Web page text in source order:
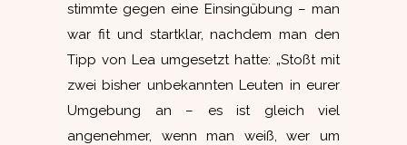
stimmte gegen eine Einsingübung – man
war fit und startklar, nachdem man den
Tipp von Lea umgesetzt hatte: „Stoßt mit
zwei bisher unbekannten Leuten in eurer
Umgebung an – es ist gleich viel
angenehmer, wenn man weiß, wer um